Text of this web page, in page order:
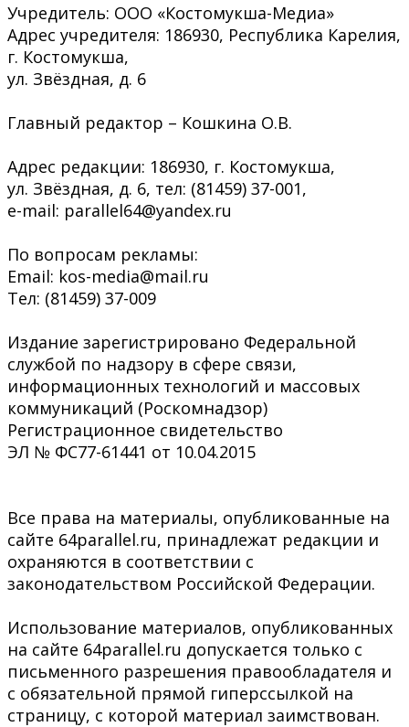
Учредитель: ООО «Костомукша-Медиа»
Адрес учредителя: 186930, Республика Карелия,
г. Костомукша,
ул. Звёздная, д. 6
Главный редактор – Кошкина О.В.
Адрес редакции: 186930, г. Костомукша,
ул. Звёздная, д. 6, тел: (81459) 37-001,
e-mail: parallel64@yandex.ru
По вопросам рекламы:
Email: kos-media@mail.ru
Тел: (81459) 37-009
Издание зарегистрировано Федеральной
службой по надзору в сфере связи,
информационных технологий и массовых
коммуникаций (Роскомнадзор)
Регистрационное свидетельство
ЭЛ № ФС77-61441 от 10.04.2015
Все права на материалы, опубликованные на
сайте 64parallel.ru, принадлежат редакции и
охраняются в соответствии с
законодательством Российской Федерации.
Использование материалов, опубликованных
на сайте 64parallel.ru допускается только с
письменного разрешения правообладателя и
с обязательной прямой гиперссылкой на
страницу, с которой материал заимствован.